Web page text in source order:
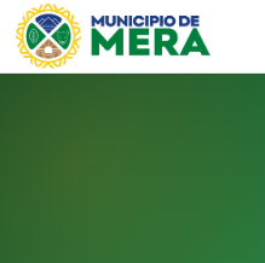
Gobierno Autónomo